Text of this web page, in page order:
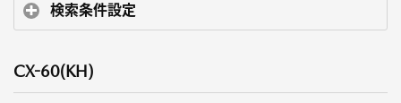
検索条件設定
CX-60(KH)